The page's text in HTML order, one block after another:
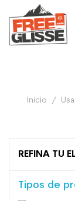
Inicio
REFINA TU
Tipos de